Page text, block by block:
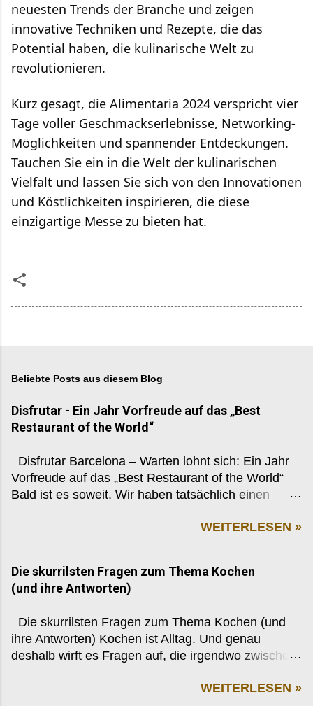
neuesten Trends der Branche und zeigen
innovative Techniken und Rezepte, die das
Potential haben, die kulinarische Welt zu
revolutionieren.
Kurz gesagt, die Alimentaria 2024 verspricht vier
Tage voller Geschmackserlebnisse, Networking-
Möglichkeiten und spannender Entdeckungen.
Tauchen Sie ein in die Welt der kulinarischen
Vielfalt und lassen Sie sich von den Innovationen
und Köstlichkeiten inspirieren, die diese
einzigartige Messe zu bieten hat.
Beliebte Posts aus diesem Blog
Disfrutar - Ein Jahr Vorfreude auf das „Best
Restaurant of the World“
Disfrutar Barcelona – Warten lohnt sich: Ein Jahr
Vorfreude auf das „Best Restaurant of the World“
Bald ist es soweit. Wir haben tatsächlich einen
Can Roca, dieses Jahr beim legitimen Nachfolger:
Disfrutar, Barcelona. Ein Name, der in der Food-
unfassbar schwer zu bekommen. Fast ein Jahr
Wartezeit. Fast schon normal, wenn man in ein
ganzes Jahr) den prestigeträchtigen Titel Best
Restaurant of the World tragen durfte. Früher
konnte man diesen Platz mehrmals hintereinander
Nummer eins war, wandert in die „Hall of Fame“.
WEITERLESEN »
Die skurrilsten Fragen zum Thema Kochen
(und ihre Antworten)
Die skurrilsten Fragen zum Thema Kochen (und
ihre Antworten) Kochen ist Alltag. Und genau
deshalb wirft es Fragen auf, die irgendwo zwischen
hinterfragt?“ liegen. Manche davon tauchen
WEITERLESEN »